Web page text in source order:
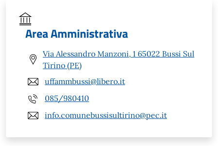
Area Amministrativa
Via Alessandro Manzoni, 1 65022 Bussi Sul
Tirino (PE)
uffammbussi@libero.it
085/980410
info.comunebussisultirino@pec.it